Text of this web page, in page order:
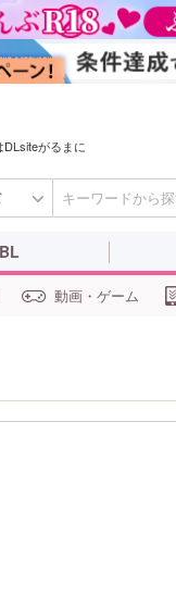
がるまに
BL
動画・ゲーム